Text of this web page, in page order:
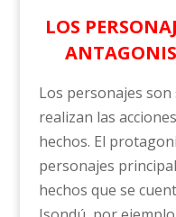
LOS
Los personajes
realizan las
hechos. El
personajes
hechos que se